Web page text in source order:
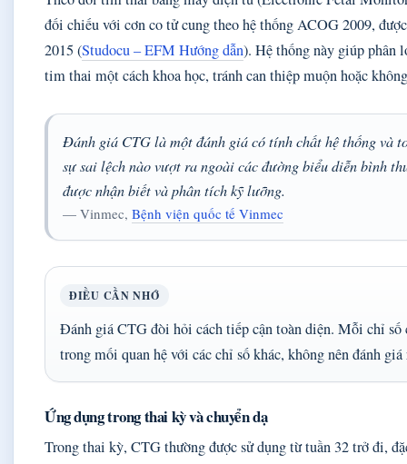
đối chiếu với cơn co tử cung theo hệ thống ACOG 2009,
2015 (Studocu – EFM Hướng dẫn). Hệ thống này giúp phân
tim thai một cách khoa học, tránh can thiệp muộn hoặc
Đánh giá CTG là một đánh giá có tính chất hệ thống và
sự sai lệch nào vượt ra ngoài các đường biểu diễn bình
được nhận biết và phân tích kỹ lưỡng.
— Vinmec, Bệnh viện quốc tế Vinmec
ĐIỀU CẦN NHỚ
Đánh giá CTG đòi hỏi cách tiếp cận toàn diện. Mỗi chỉ số
trong mối quan hệ với các chỉ số khác, không nên đánh
Ứng dụng trong thai kỳ và chuyển dạ
Trong thai kỳ, CTG thường được sử dụng từ tuần 32 trở đi,